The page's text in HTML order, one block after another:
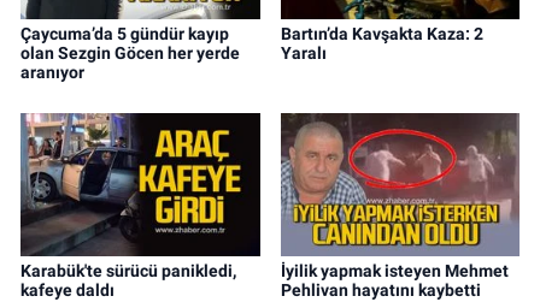
Çaycuma’da 5 gündür kayıp
olan Sezgin Göcen her yerde
aranıyor
Bartın’da Kavşakta Kaza: 2
Yaralı
Karabük'te sürücü panikledi,
kafeye daldı
İyilik yapmak isteyen Mehmet
Pehlivan hayatını kaybetti